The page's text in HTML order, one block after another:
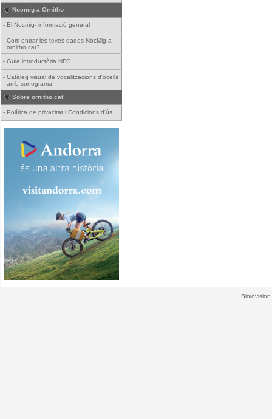
Nocmig a Ornitho
- El Nocmig- informació general
- Com entrar les teves dades NocMig a
ornitho.cat?
- Guia introductòria NFC
- Catàleg visual de vocalitzacions d'ocells
amb sonograma
Sobre ornitho.cat
- Política de privacitat i Condicions d'ús
Biolovision